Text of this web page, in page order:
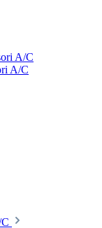
A/C
A/C